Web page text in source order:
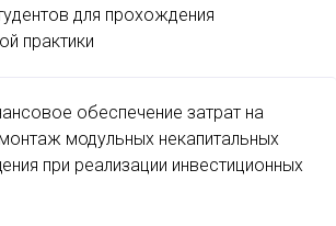
для прохождения
практики
обеспечение затрат на
модульных некапитальных
при реализации инвестиционных